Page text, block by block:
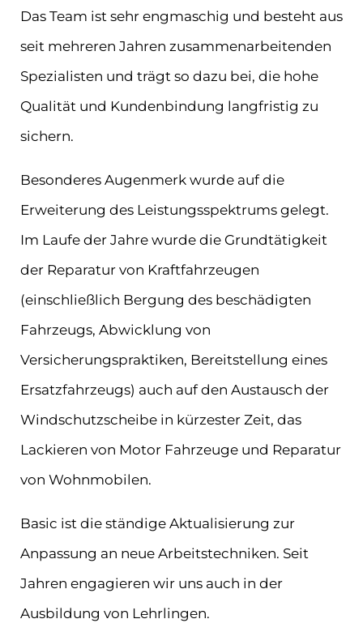
Das Team ist sehr engmaschig und besteht aus
seit mehreren Jahren zusammenarbeitenden
Spezialisten und trägt so dazu bei, die hohe
Qualität und Kundenbindung langfristig zu
sichern.
Besonderes Augenmerk wurde auf die
Erweiterung des Leistungsspektrums gelegt.
Im Laufe der Jahre wurde die Grundtätigkeit
der Reparatur von Kraftfahrzeugen
(einschließlich Bergung des beschädigten
Fahrzeugs, Abwicklung von
Versicherungspraktiken, Bereitstellung eines
Ersatzfahrzeugs) auch auf den Austausch der
Windschutzscheibe in kürzester Zeit, das
Lackieren von Motor Fahrzeuge und Reparatur
von Wohnmobilen.
Basic ist die ständige Aktualisierung zur
Anpassung an neue Arbeitstechniken. Seit
Jahren engagieren wir uns auch in der
Ausbildung von Lehrlingen.